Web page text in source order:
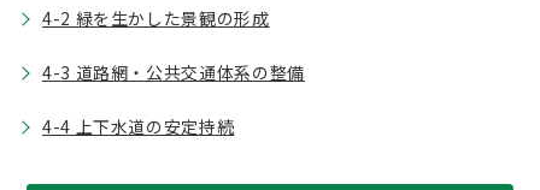
4-2 緑を生かした景観の形成
4-3 道路網・公共交通体系の整備
4-4 上下水道の安定持続